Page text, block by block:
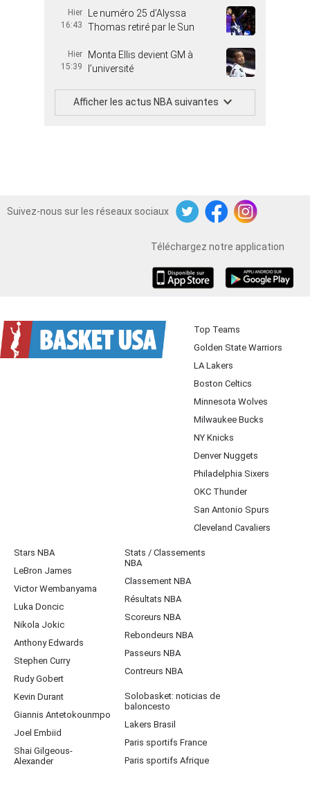
Hier
16:43
Le numéro 25 d’Alyssa
Thomas retiré par le Sun
Hier
15:39
Monta Ellis devient GM à
l’université
Afficher les actus NBA suivantes
Suivez-nous sur les réseaux sociaux
TwitterFacebookInstagram
Téléchargez notre application
Top Teams
Golden State Warriors
LA Lakers
Boston Celtics
Minnesota Wolves
Milwaukee Bucks
NY Knicks
Denver Nuggets
Philadelphia Sixers
OKC Thunder
San Antonio Spurs
Cleveland Cavaliers
Stars NBA
LeBron James
Victor Wembanyama
Luka Doncic
Nikola Jokic
Anthony Edwards
Stephen Curry
Rudy Gobert
Kevin Durant
Giannis Antetokounmpo
Joel Embiid
Shai Gilgeous-
Alexander
Stats / Classements
NBA
Classement NBA
Résultats NBA
Scoreurs NBA
Rebondeurs NBA
Passeurs NBA
Contreurs NBA
Solobasket: noticias de
baloncesto
Lakers Brasil
Paris sportifs France
Paris sportifs Afrique